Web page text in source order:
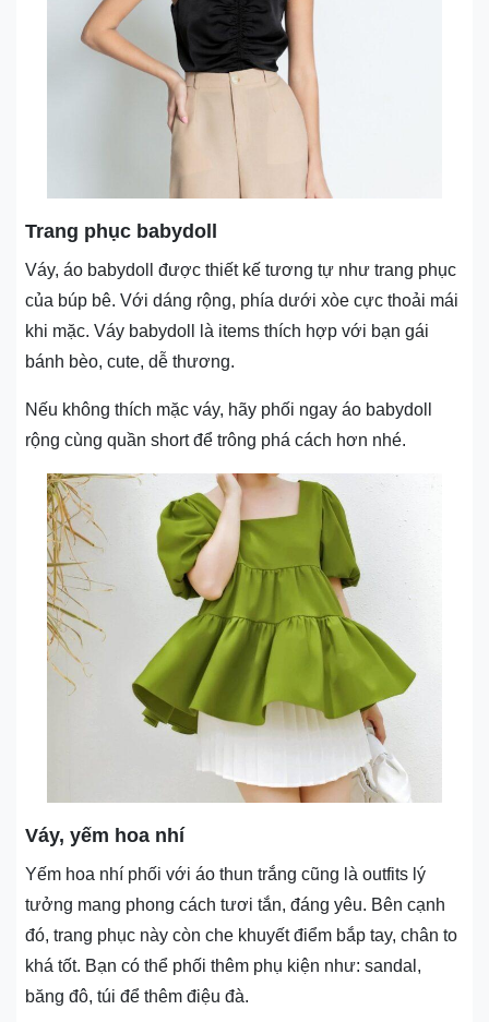
Trang phục babydoll
Váy, áo babydoll được thiết kế tương tự như trang phục
của búp bê. Với dáng rộng, phía dưới xòe cực thoải mái
khi mặc. Váy babydoll là items thích hợp với bạn gái
bánh bèo, cute, dễ thương.
Nếu không thích mặc váy, hãy phối ngay áo babydoll
rộng cùng quần short để trông phá cách hơn nhé.
Váy, yếm hoa nhí
Yếm hoa nhí phối với áo thun trắng cũng là outfits lý
tưởng mang phong cách tươi tắn, đáng yêu. Bên cạnh
đó, trang phục này còn che khuyết điểm bắp tay, chân to
khá tốt. Bạn có thể phối thêm phụ kiện như: sandal,
băng đô, túi để thêm điệu đà.